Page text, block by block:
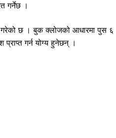
गर्नेछ ।
गरेको छ । बुक क्लोजको आधारमा पुस ६
गर्न योग्य हुनेछन् ।